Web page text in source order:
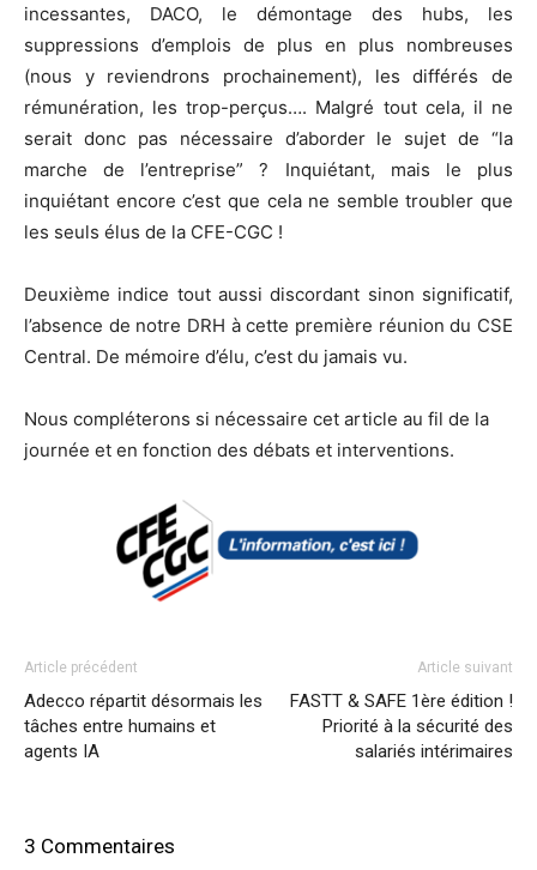
incessantes, DACO, le démontage des hubs, les
suppressions d’emplois de plus en plus nombreuses
(nous y reviendrons prochainement), les différés de
rémunération, les trop-perçus…. Malgré tout cela, il ne
serait donc pas nécessaire d’aborder le sujet de “la
marche de l’entreprise” ? Inquiétant, mais le plus
inquiétant encore c’est que cela ne semble troubler que
les seuls élus de la CFE-CGC !
Deuxième indice tout aussi discordant sinon significatif,
l’absence de notre DRH à cette première réunion du CSE
Central. De mémoire d’élu, c’est du jamais vu.
Nous compléterons si nécessaire cet article au fil de la
journée et en fonction des débats et interventions.
Article précédent
Adecco répartit désormais les
tâches entre humains et
agents IA
Article suivant
FASTT & SAFE 1ère édition !
Priorité à la sécurité des
salariés intérimaires
3 Commentaires